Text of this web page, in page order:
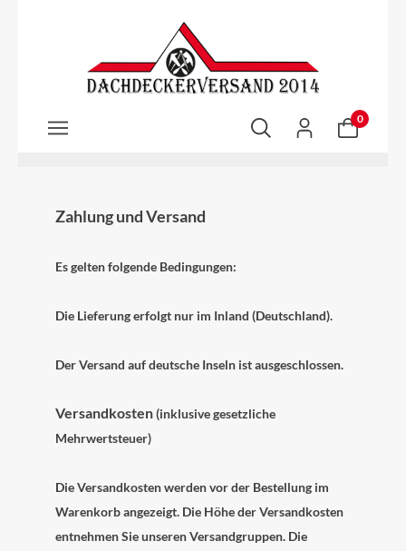
Zum Hauptinhalt springen
0
Zahlung und Versand
Es gelten folgende Bedingungen:
Die Lieferung erfolgt nur im Inland (Deutschland).
Der Versand auf deutsche Inseln ist ausgeschlossen.
Versandkosten(inklusive gesetzliche
Mehrwertsteuer)
Die Versandkosten werden vor der Bestellung im
Warenkorb angezeigt. Die Höhe der Versandkosten
entnehmen Sie unseren Versandgruppen. Die